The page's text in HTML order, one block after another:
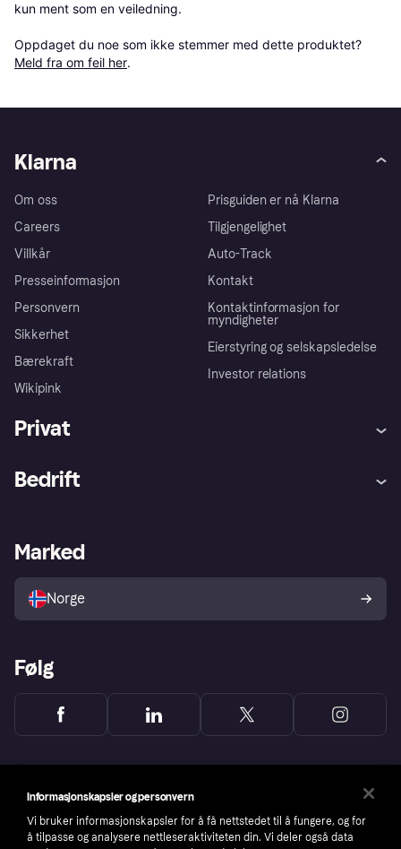
kun ment som en veiledning.
Oppdaget du noe som ikke stemmer med dette produktet?
Meld fra om feil her.
Klarna
Om oss
Careers
Villkår
Presseinformasjon
Personvern
Sikkerhet
Bærekraft
Wikipink
Prisguiden er nå Klarna
Tilgjengelighet
Auto-Track
Kontakt
Kontaktinformasjon for
myndigheter
Eierstyring og selskapsledelse
Investor relations
Privat
Utforsk butikker
Bedrift
Merchant portal
Marked
Norge
Følg
Informasjonskapsler og personvern
Vi bruker informasjonskapsler for å få nettstedet til å fungere, og for
å tilpasse og analysere nettleseraktiviteten din. Vi deler også data